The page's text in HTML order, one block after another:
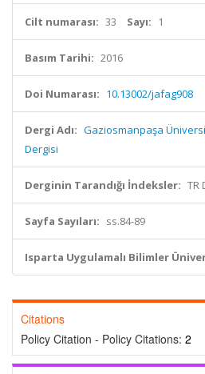
Cilt numarası: 33 Sayı: 1
Basım Tarihi: 2016
Doi Numarası: 10.13002/jafag908
Dergi Adı: Gaziosmanpaşa
Dergisi
Derginin Tarandığı İndeksler: TR
Sayfa Sayıları: ss.84-89
Isparta Uygulamalı Bilimler
Citations
Policy Citation - Policy Citations: 2